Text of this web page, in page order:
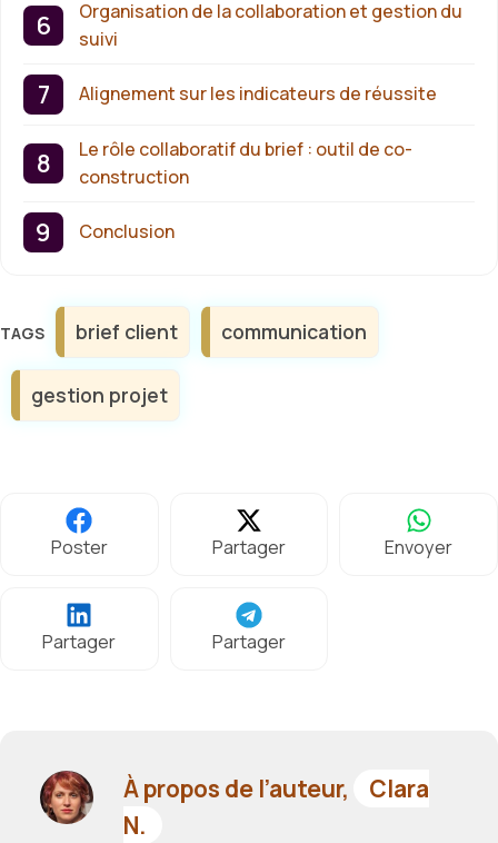
Organisation de la collaboration et gestion du
suivi
Alignement sur les indicateurs de réussite
Le rôle collaboratif du brief : outil de co-
construction
Conclusion
Étiquettes
brief client communication
gestion projet
Poster Partager Envoyer
Partager Partager
À propos de l’auteur,
Clara
N.